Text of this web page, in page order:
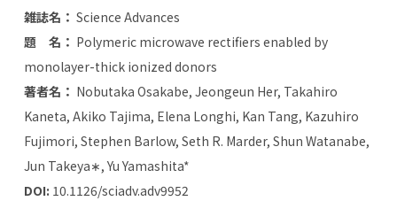
雑誌名： Science Advances
題 名： Polymeric microwave rectifiers enabled by
monolayer-thick ionized donors
著者名： Nobutaka Osakabe, Jeongeun Her, Takahiro
Kaneta, Akiko Tajima, Elena Longhi, Kan Tang, Kazuhiro
Fujimori, Stephen Barlow, Seth R. Marder, Shun Watanabe,
Jun Takeya∗, Yu Yamashita*
DOI: 10.1126/sciadv.adv9952